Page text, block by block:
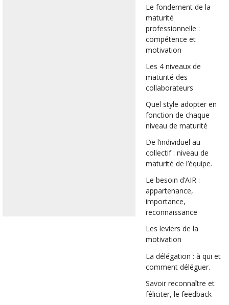
Le fondement de la
maturité
professionnelle :
compétence et
motivation
Les 4 niveaux de
maturité des
collaborateurs
Quel style adopter en
fonction de chaque
niveau de maturité
De l’individuel au
collectif : niveau de
maturité de l’équipe.
Le besoin d’AIR :
appartenance,
importance,
reconnaissance
Les leviers de la
motivation
La délégation : à qui et
comment déléguer.
Savoir reconnaître et
féliciter, le feedback